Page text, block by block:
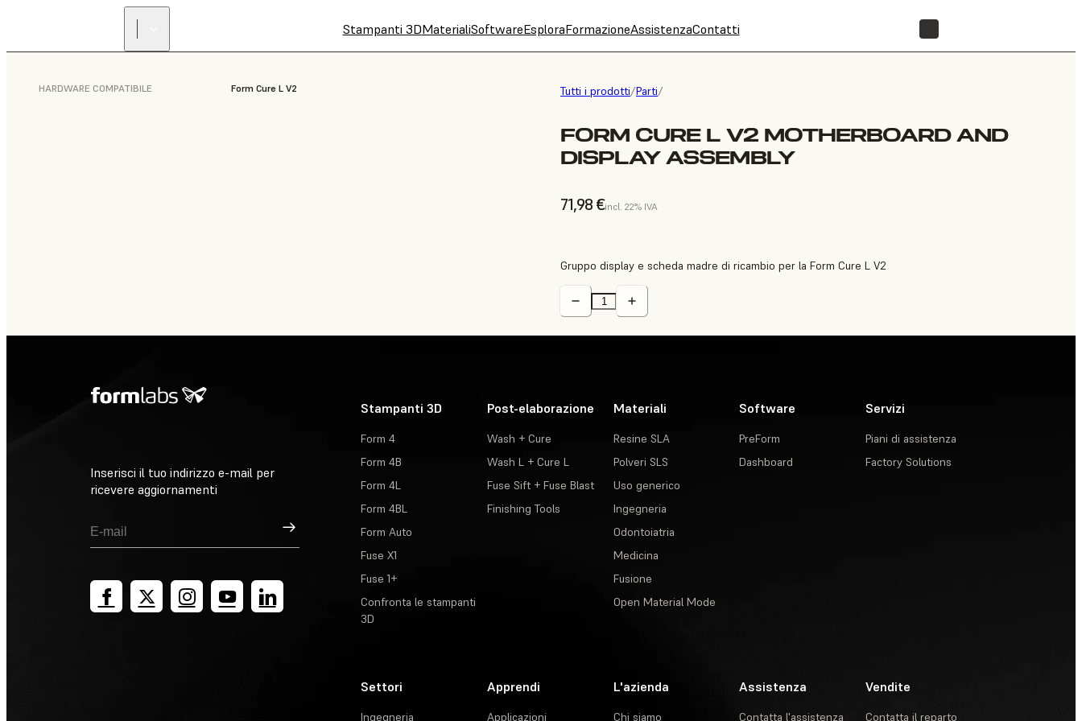
Stampanti 3DMaterialiSoftwareEsploraFormazioneAssistenzaContatti
Tutti i prodotti/Parti/
FORM CURE L V2 MOTHERBOARD AND
DISPLAY ASSEMBLY
71,98 €incl. 22% IVA
HARDWARE COMPATIBILE Form Cure L V2
Gruppo display e scheda madre di ricambio per la Form Cure L V2
Inserisci il tuo indirizzo e-mail per
ricevere aggiornamenti
Registrati
Stampanti 3D
Form 4
Form 4B
Form 4L
Form 4BL
Form Auto
Fuse X1
Fuse 1+
Confronta le stampanti
3D
Post-elaborazione
Wash + Cure
Wash L + Cure L
Fuse Sift + Fuse Blast
Finishing Tools
Materiali
Resine SLA
Polveri SLS
Uso generico
Ingegneria
Odontoiatria
Medicina
Fusione
Open Material Mode
Software
PreForm
Dashboard
Servizi
Piani di assistenza
Factory Solutions
Settori
Ingegneria
Apprendi
Applicazioni
L'azienda
Chi siamo
Assistenza
Contatta l'assistenza
Vendite
Contatta il reparto